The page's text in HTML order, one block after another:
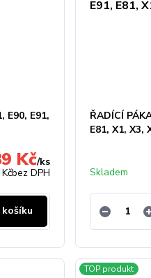
E90, E91,
Kč/ks
bez DPH
ŘADÍCÍ
E81, X1, X3,
Skladem
TOP produkt